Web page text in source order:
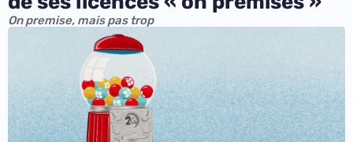
On premise, mais pas trop